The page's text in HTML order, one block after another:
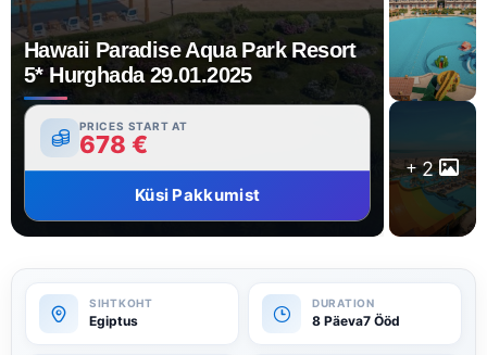
Hawaii Paradise Aqua Park Resort
5* Hurghada 29.01.2025
PRICES START AT
678 €
Küsi Pakkumist
2
Egiptus 8 Päeva7 Ööd